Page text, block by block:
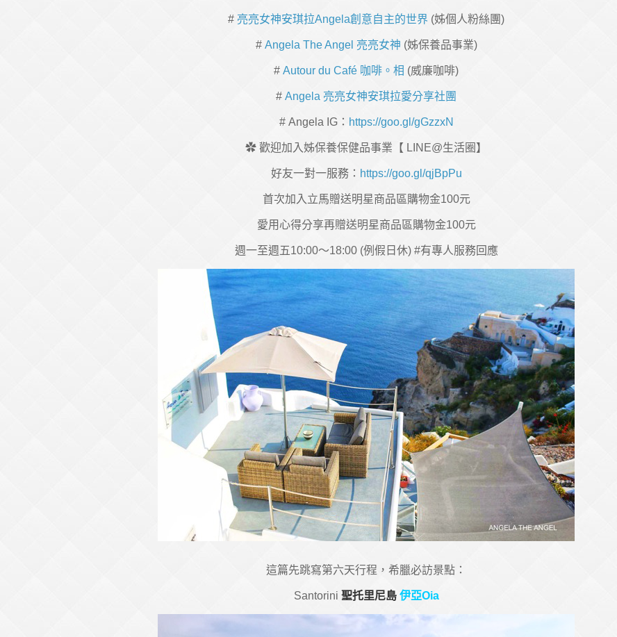
# 亮亮女神安琪拉Angela創意自主的世界 (姊個人粉絲團)
# Angela The Angel 亮亮女神 (姊保養品事業)
# Autour du Café 咖啡。相 (威廉咖啡)
# Angela 亮亮女神安琪拉愛分享社團
# Angela IG： https://goo.gl/gGzzxN
✿ 歡迎加入姊保養保健品事業【 LINE@生活圈】
好友一對一服務： https://goo.gl/qjBpPu
首次加入立馬贈送明星商品區購物金100元
愛用心得分享再贈送明星商品區購物金100元
週一至週五10:00～18:00 (例假日休) #有專人服務回應
這篇先跳寫第六天行程，希臘必訪景點：
Santorini 聖托里尼島 伊亞Oia